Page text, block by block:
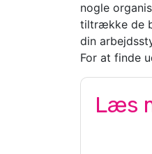
nogle
tiltrække de
din
For at finde
Læs